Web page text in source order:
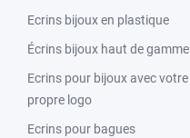
Ecrins bijoux en plastique
Écrins bijoux haut de gamme
Ecrins pour bijoux avec votre
propre logo
Ecrins pour bagues